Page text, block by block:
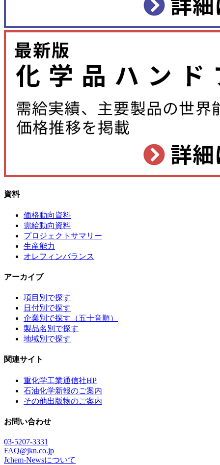
資料
価格動向資料
需給動向資料
プロジェクトサマリー
生産能力
オレフィンバランス
アーカイブ
項目別で探す
日付別で探す
企業別で探す（五十音順）
製品名別で探す
地域別で探す
関連サイト
重化学工業通信社HP
石油化学新報のご案内
その他出版物のご案内
お問い合わせ
03-5207-3331
FAQ@jkn.co.jp
Jchem-Newsについて